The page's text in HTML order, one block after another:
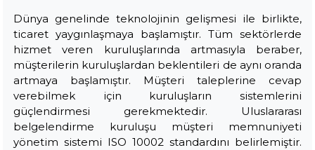
Dünya genelinde teknolojinin gelişmesi ile birlikte,
ticaret yaygınlaşmaya başlamıştır. Tüm sektörlerde
hizmet veren kuruluşlarında artmasıyla beraber,
müşterilerin kuruluşlardan beklentileri de aynı oranda
artmaya başlamıştır. Müşteri taleplerine cevap
verebilmek için kuruluşların sistemlerini
güçlendirmesi gerekmektedir. Uluslararası
belgelendirme kuruluşu müşteri memnuniyeti
yönetim sistemi ISO 10002 standardını belirlemiştir.